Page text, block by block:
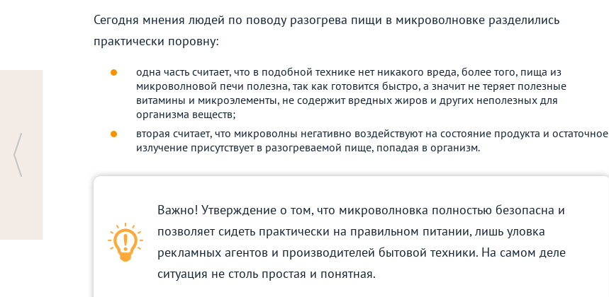
Сегодня мнения людей по поводу разогрева пищи в микроволновке разделились
практически поровну:
одна часть считает, что в подобной технике нет никакого вреда, более того, пища из
микроволновой печи полезна, так как готовится быстро, а значит не теряет полезные
витамины и микроэлементы, не содержит вредных жиров и других неполезных для
организма веществ;
вторая считает, что микроволны негативно воздействуют на состояние продукта и остаточное
излучение присутствует в разогреваемой пище, попадая в организм.
Важно! Утверждение о том, что микроволновка полностью безопасна и
позволяет сидеть практически на правильном питании, лишь уловка
рекламных агентов и производителей бытовой техники. На самом деле
ситуация не столь простая и понятная.